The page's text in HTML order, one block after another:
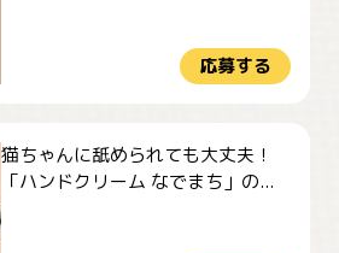
応募する
猫ちゃんに舐められても大丈夫！
「ハンドクリーム なでまち」の...